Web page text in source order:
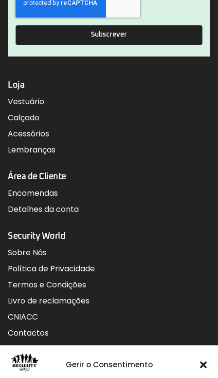
Gerir o Consentimento
Subscrever
Loja
Vestuário
Calçado
Acessórios
Lembranças
Área de Cliente
Encomendas
Detalhes da conta
Security World
Sobre Nós
Política de Privacidade
Termos e Condições
Livro de reclamações
CNIACC
Contactos
Contactos